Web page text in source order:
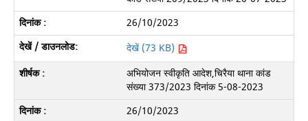
26/10/2023
देखें (73 KB)
अभियोजन स्वीकृति आदेश,चिरैया थाना कांड
संख्या 373/2023 दिनांक 5-08-2023
26/10/2023